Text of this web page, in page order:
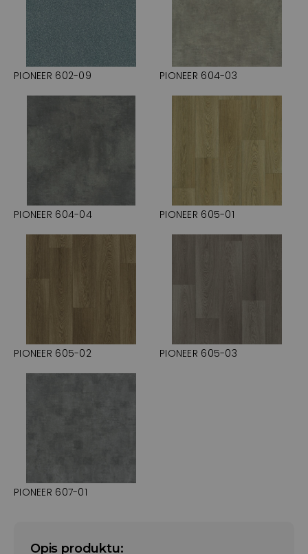
PIONEER 602-09 PIONEER 604-03
PIONEER 604-04 PIONEER 605-01
PIONEER 605-02 PIONEER 605-03
PIONEER 607-01
Opis produktu: